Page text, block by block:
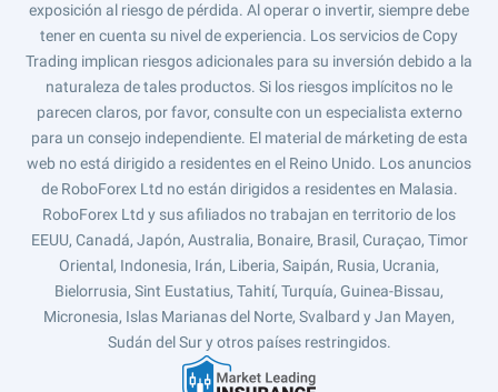
exposición al riesgo de pérdida. Al operar o invertir, siempre debe
tener en cuenta su nivel de experiencia. Los servicios de Copy
Trading implican riesgos adicionales para su inversión debido a la
naturaleza de tales productos. Si los riesgos implícitos no le
parecen claros, por favor, consulte con un especialista externo
para un consejo independiente. El material de márketing de esta
web no está dirigido a residentes en el Reino Unido. Los anuncios
de RoboForex Ltd no están dirigidos a residentes en Malasia.
RoboForex Ltd y sus afiliados no trabajan en territorio de los
EEUU, Canadá, Japón, Australia, Bonaire, Brasil, Curaçao, Timor
Oriental, Indonesia, Irán, Liberia, Saipán, Rusia, Ucrania,
Bielorrusia, Sint Eustatius, Tahití, Turquía, Guinea-Bissau,
Micronesia, Islas Marianas del Norte, Svalbard y Jan Mayen,
Sudán del Sur y otros países restringidos.